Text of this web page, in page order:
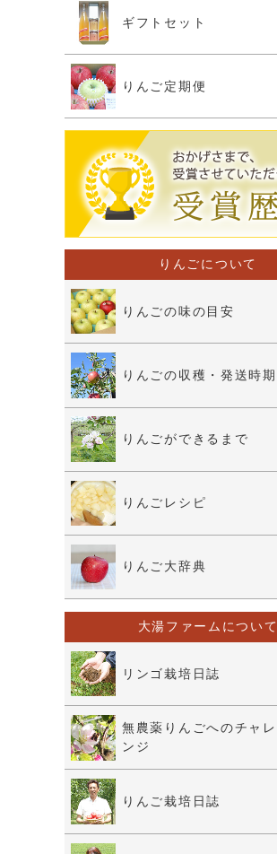
ギフトセット
りんご定期便
りんごについて
りんごの味の目安
りんごの収穫・発送時期
りんごができるまで
りんごレシピ
りんご大辞典
大湯ファームについて
リンゴ栽培日誌
無農薬りんごへのチャレ
ンジ
りんご栽培日誌